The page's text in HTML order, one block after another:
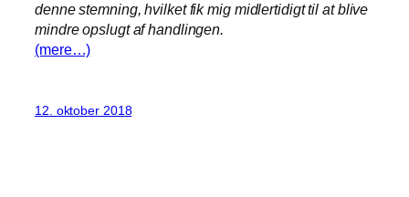
denne stemning, hvilket fik mig midlertidigt til at blive
mindre opslugt af handlingen.
(mere…)
12. oktober 2018